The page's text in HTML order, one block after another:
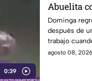
0:39
Abuelita
es
por 90
Dominga
después de
trabajo
interceptada
agosto 08,